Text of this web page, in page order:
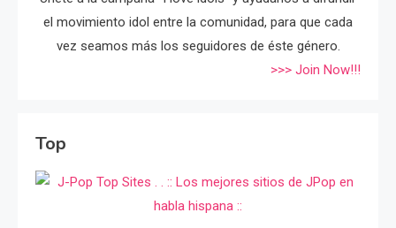
el movimiento idol entre la comunidad, para que cada
vez seamos más los seguidores de éste género.
>>> Join Now!!!
Top